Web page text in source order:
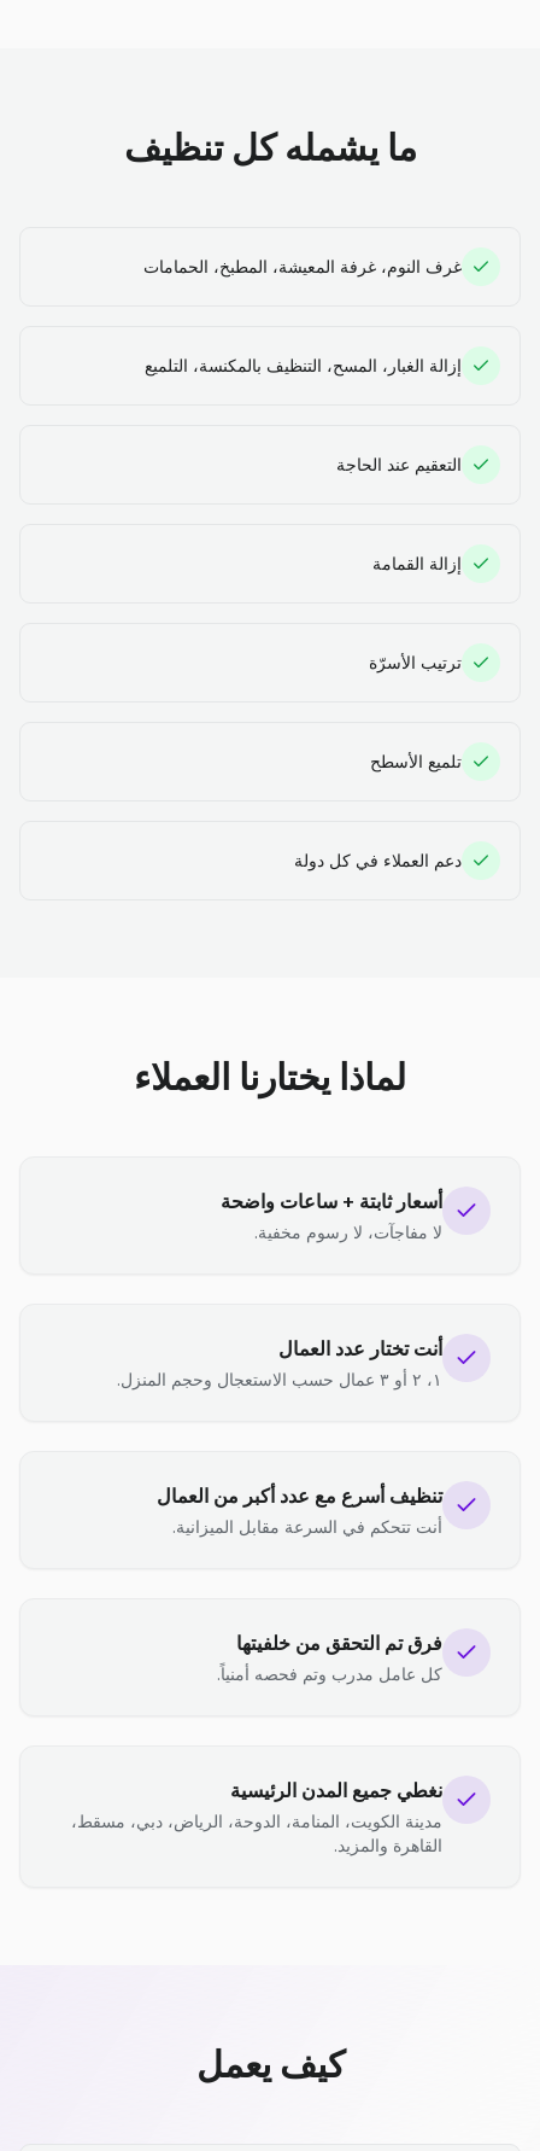
ما يشمله كل تنظيف
غرف النوم، غرفة المعيشة، المطبخ، الحمامات
إزالة الغبار، المسح، التنظيف بالمكنسة، التلميع
التعقيم عند الحاجة
إزالة القمامة
ترتيب الأسرّة
تلميع الأسطح
دعم العملاء في كل دولة
لماذا يختارنا العملاء
أسعار ثابتة + ساعات واضحة
لا مفاجآت، لا رسوم مخفية.
أنت تختار عدد العمال
١، ٢ أو ٣ عمال حسب الاستعجال وحجم المنزل.
تنظيف أسرع مع عدد أكبر من العمال
أنت تتحكم في السرعة مقابل الميزانية.
فرق تم التحقق من خلفيتها
كل عامل مدرب وتم فحصه أمنياً.
نغطي جميع المدن الرئيسية
مدينة الكويت، المنامة، الدوحة، الرياض، دبي، مسقط،
القاهرة والمزيد.
كيف يعمل